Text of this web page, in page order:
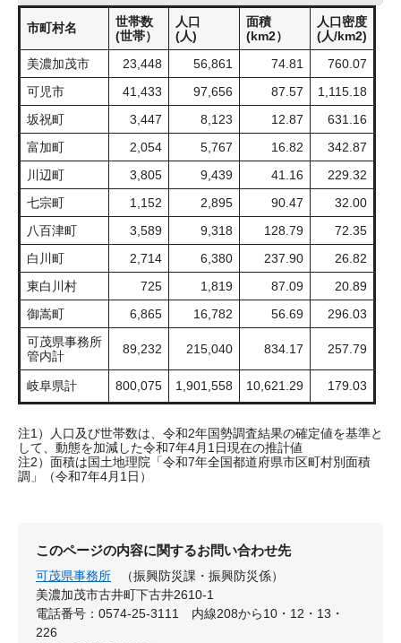
市町村名
世帯数
(世帯）
人口
(人)
面積
(km2）
人口密度
(人/km2)
美濃加茂市
23,448 56,861 74.81
760.07
可児市
41,433 97,656 87.57
1,115.18
坂祝町
3,447 8,123 12.87
631.16
富加町
2,054 5,767 16.82
342.87
川辺町
3,805 9,439 41.16
229.32
七宗町
1,152 2,895 90.47
32.00
八百津町
3,589 9,318 128.79
72.35
白川町
2,714 6,380 237.90
26.82
東白川村
725 1,819 87.09
20.89
御嵩町
6,865 16,782 56.69
296.03
可茂県事務所
管内計
89,232 215,040 834.17 257.79
岐阜県計 800,075 1,901,558 10,621.29 179.03
注1）人口及び世帯数は、令和2年国勢調査結果の確定値を基準と
して、動態を加減した令和7年4月1日現在の推計値
注2）面積は国土地理院「令和7年全国都道府県市区町村別面積
調」（令和7年4月1日）
このページの内容に関するお問い合わせ先
可茂県事務所
（振興防災課・振興防災係）
美濃加茂市古井町下古井2610-1
電話番号：0574-25-3111 内線208から10・12・13・
226